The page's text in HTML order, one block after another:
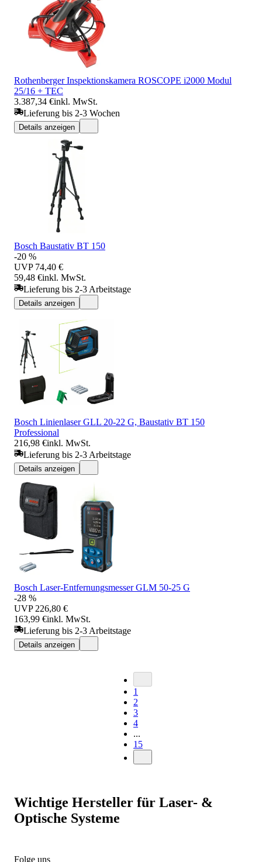
Rothenberger Inspektionskamera ROSCOPE i2000 Modul
25/16 + TEC
3.387,34 €inkl. MwSt.
Lieferung bis 2-3 Wochen
Details anzeigen
Bosch Baustativ BT 150
-20 %
UVP 74,40 €
59,48 €inkl. MwSt.
Lieferung bis 2-3 Arbeitstage
Details anzeigen
Bosch Linienlaser GLL 20-22 G, Baustativ BT 150
Professional
216,98 €inkl. MwSt.
Lieferung bis 2-3 Arbeitstage
Details anzeigen
Bosch Laser-Entfernungsmesser GLM 50-25 G
-28 %
UVP 226,80 €
163,99 €inkl. MwSt.
Lieferung bis 2-3 Arbeitstage
Details anzeigen
1
2
3
4
...
15
Wichtige Hersteller für Laser- &
Optische Systeme
Folge uns